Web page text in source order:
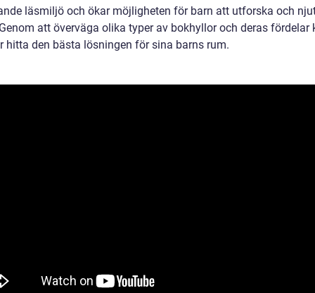
läsmiljö och ökar möjligheten för barn att utforska och
att överväga olika typer av bokhyllor och deras fördelar
hitta den bästa lösningen för sina barns rum.